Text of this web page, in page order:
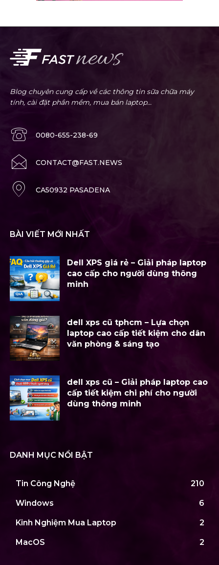
Blog chuyên cung cấp về các thông tin sữa chữa máy
tính, cài đặt phần mềm, mua bán laptop...
0080-655-238-69
CONTACT@FAST.NEWS
CA50932 PASADENA
BÀI VIẾT MỚI NHẤT
Dell XPS giá rẻ – Giải pháp laptop
cao cấp cho người dùng thông
minh
dell xps cũ tphcm – Lựa chọn
laptop cao cấp tiết kiệm cho dân
văn phòng & sáng tạo
dell xps cũ – Giải pháp laptop cao
cấp tiết kiệm chi phí cho người
dùng thông minh
DANH MỤC NỔI BẬT
Tin Công Nghệ 210
Windows 6
Kinh Nghiệm Mua Laptop 2
MacOS 2